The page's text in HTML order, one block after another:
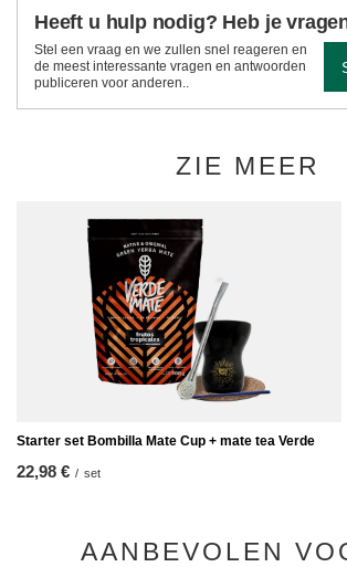
Heeft u hulp nodig? Heb je
Stel een vraag en we zullen snel reageren en
de meest interessante vragen en antwoorden
publiceren voor anderen..
ZIE MEER
Starter set Bombilla Mate Cup + mate tea Verde
22,98 € / set
AANBEVOLEN